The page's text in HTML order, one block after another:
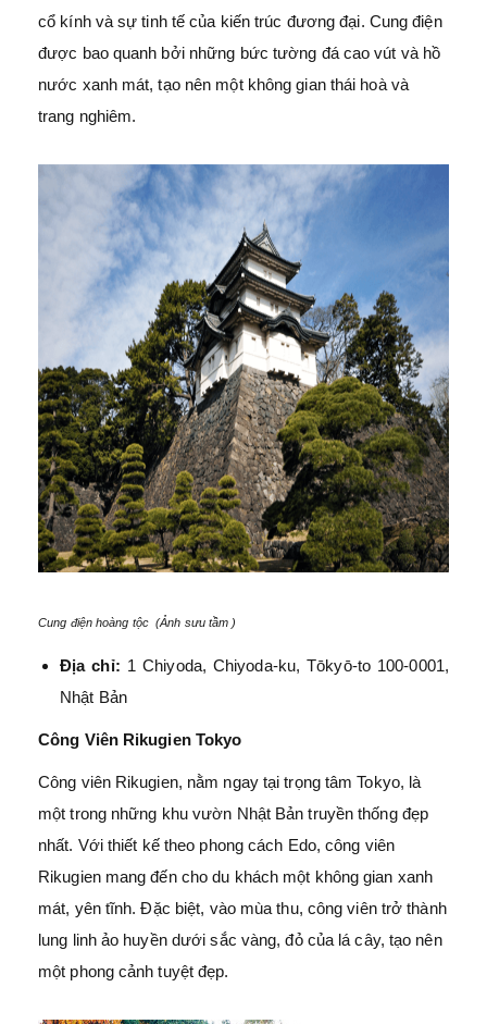
cổ kính và sự tinh tế của kiến trúc đương đại. Cung điện
được bao quanh bởi những bức tường đá cao vút và hồ
nước xanh mát, tạo nên một không gian thái hoà và
trang nghiêm.
Cung điện hoàng tộc (Ảnh sưu tầm )
Địa chỉ: 1 Chiyoda, Chiyoda-ku, Tōkyō-to 100-0001,
Nhật Bản
Công Viên Rikugien Tokyo
Công viên Rikugien, nằm ngay tại trọng tâm Tokyo, là
một trong những khu vườn Nhật Bản truyền thống đẹp
nhất. Với thiết kế theo phong cách Edo, công viên
Rikugien mang đến cho du khách một không gian xanh
mát, yên tĩnh. Đặc biệt, vào mùa thu, công viên trở thành
lung linh ảo huyền dưới sắc vàng, đỏ của lá cây, tạo nên
một phong cảnh tuyệt đẹp.